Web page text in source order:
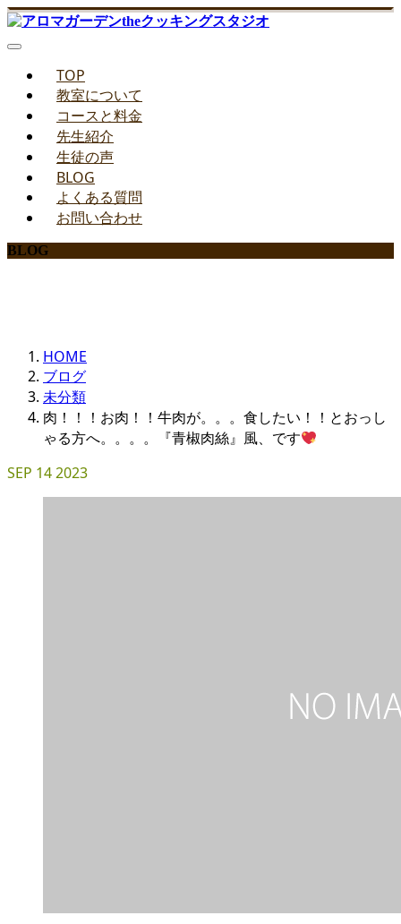
TOP
教室について
コースと料金
先生紹介
生徒の声
BLOG
よくある質問
お問い合わせ
BLOG
HOME
ブログ
未分類
肉！！！お肉！！牛肉が。。。食したい！！とおっし
ゃる方へ。。。。『青椒肉絲』風、です
SEP 142023